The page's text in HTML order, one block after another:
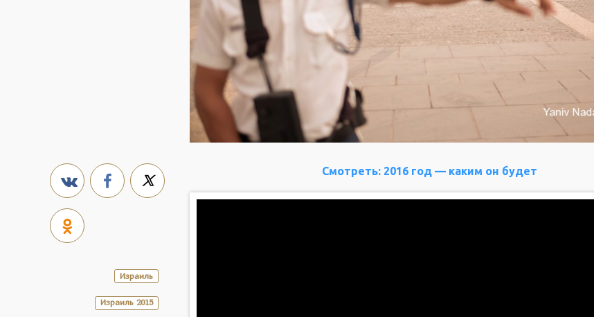
Израиль
Израиль 2015
Смотреть: 2016 год — каким он будет